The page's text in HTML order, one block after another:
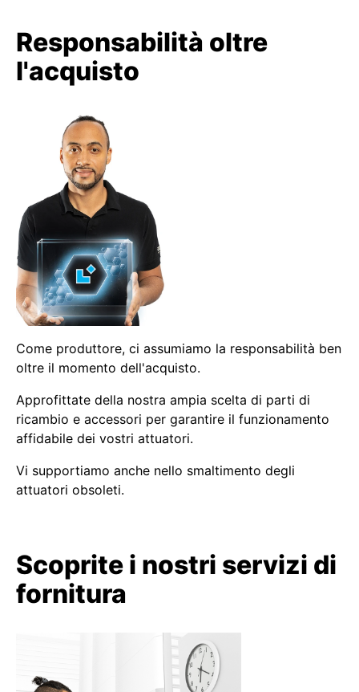
Responsabilità oltre
l'acquisto
Come produttore, ci assumiamo la responsabilità ben
oltre il momento dell'acquisto.
Approfittate della nostra ampia scelta di parti di
ricambio e accessori per garantire il funzionamento
affidabile dei vostri attuatori.
Vi supportiamo anche nello smaltimento degli
attuatori obsoleti.
Scoprite i nostri servizi di
fornitura